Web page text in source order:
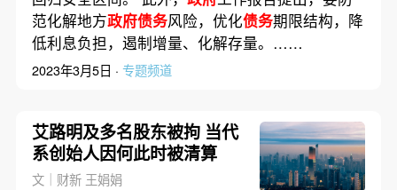
范化解地方政府债务风险，优化债务期限结构，降
低利息负担，遏制增量、化解存量。……
2023年3月5日 · 专题频道
艾路明及多名股东被拘 当代
系创始人因何此时被清算
文｜财新 王娟娟